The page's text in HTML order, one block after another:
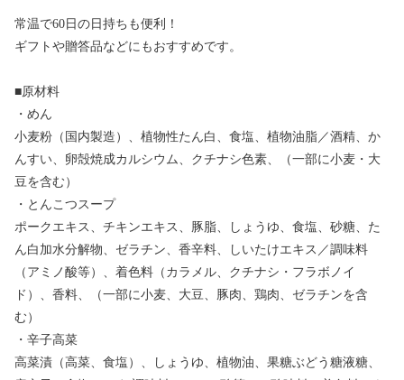
常温で60日の日持ちも便利！
ギフトや贈答品などにもおすすめです。
■原材料
・めん
小麦粉（国内製造）、植物性たん白、食塩、植物油脂／酒精、か
んすい、卵殻焼成カルシウム、クチナシ色素、（一部に小麦・大
豆を含む）
・とんこつスープ
ポークエキス、チキンエキス、豚脂、しょうゆ、食塩、砂糖、た
ん白加水分解物、ゼラチン、香辛料、しいたけエキス／調味料
（アミノ酸等）、着色料（カラメル、クチナシ・フラボノイ
ド）、香料、（一部に小麦、大豆、豚肉、鶏肉、ゼラチンを含
む）
・辛子高菜
高菜漬（高菜、食塩）、しょうゆ、植物油、果糖ぶどう糖液糖、